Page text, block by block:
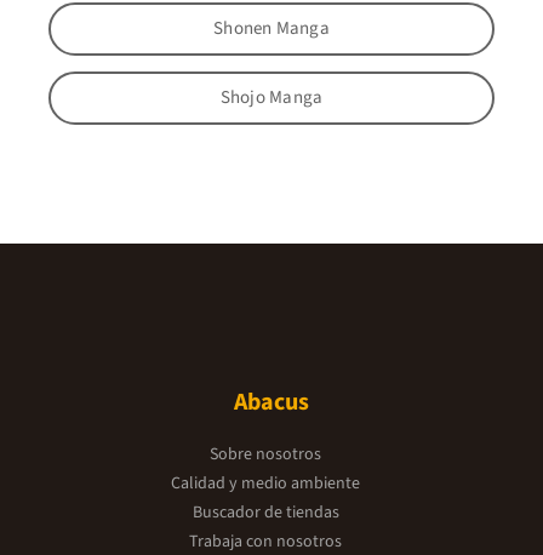
Shonen Manga
Shojo Manga
Abacus
Sobre nosotros
Calidad y medio ambiente
Buscador de tiendas
Trabaja con nosotros